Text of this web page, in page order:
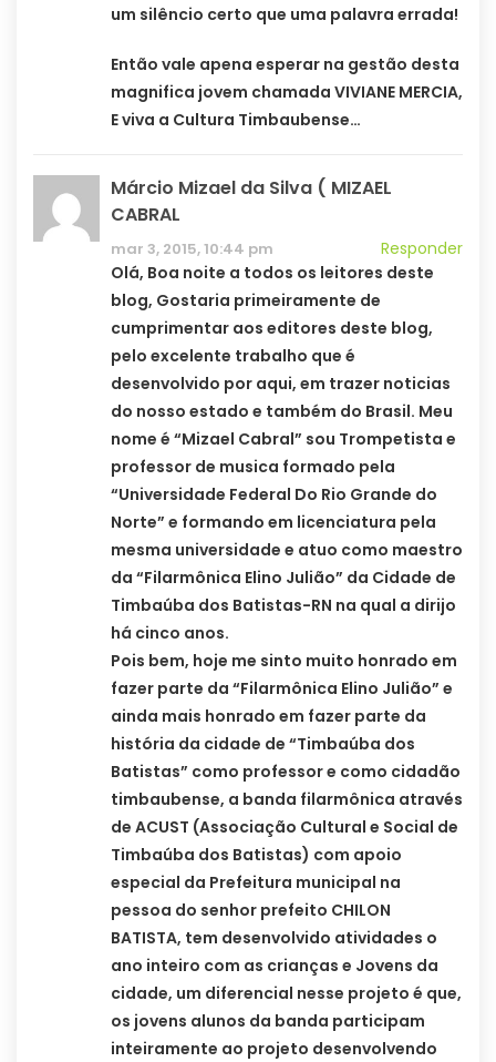
um silêncio certo que uma palavra errada!
Então vale apena esperar na gestão desta
magnifica jovem chamada VIVIANE MERCIA,
E viva a Cultura Timbaubense…
Márcio Mizael da Silva ( MIZAEL
CABRAL
mar 3, 2015, 10:44 pm
Responder
Olá, Boa noite a todos os leitores deste
blog, Gostaria primeiramente de
cumprimentar aos editores deste blog,
pelo excelente trabalho que é
desenvolvido por aqui, em trazer noticias
do nosso estado e também do Brasil. Meu
nome é “Mizael Cabral” sou Trompetista e
professor de musica formado pela
“Universidade Federal Do Rio Grande do
Norte” e formando em licenciatura pela
mesma universidade e atuo como maestro
da “Filarmônica Elino Julião” da Cidade de
Timbaúba dos Batistas-RN na qual a dirijo
há cinco anos.
Pois bem, hoje me sinto muito honrado em
fazer parte da “Filarmônica Elino Julião” e
ainda mais honrado em fazer parte da
história da cidade de “Timbaúba dos
Batistas” como professor e como cidadão
timbaubense, a banda filarmônica através
de ACUST (Associação Cultural e Social de
Timbaúba dos Batistas) com apoio
especial da Prefeitura municipal na
pessoa do senhor prefeito CHILON
BATISTA, tem desenvolvido atividades o
ano inteiro com as crianças e Jovens da
cidade, um diferencial nesse projeto é que,
os jovens alunos da banda participam
inteiramente ao projeto desenvolvendo